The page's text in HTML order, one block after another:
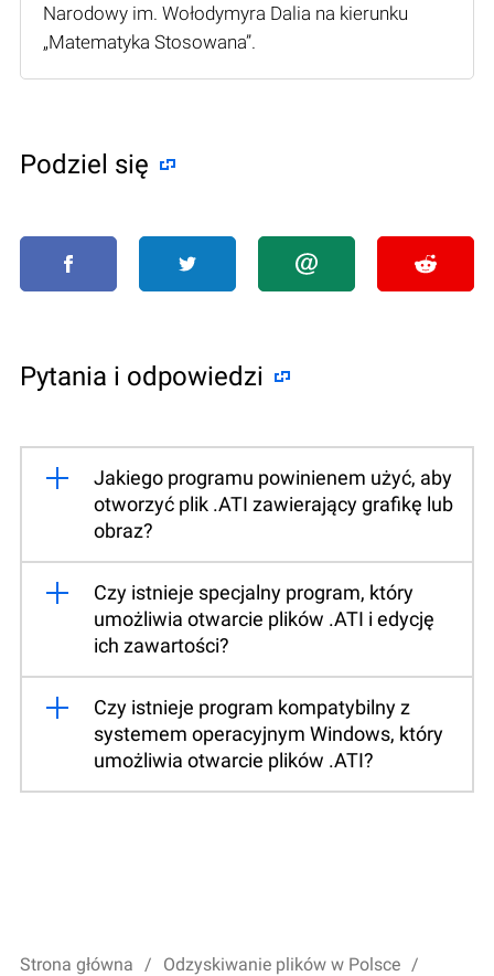
Narodowy im. Wołodymyra Dalia na kierunku
„Matematyka Stosowana”.
Podziel się
Pytania i odpowiedzi
Jakiego programu powinienem użyć, aby
otworzyć plik .ATI zawierający grafikę lub
obraz?
Czy istnieje specjalny program, który
umożliwia otwarcie plików .ATI i edycję
ich zawartości?
Czy istnieje program kompatybilny z
systemem operacyjnym Windows, który
umożliwia otwarcie plików .ATI?
Strona główna
Odzyskiwanie plików w Polsce